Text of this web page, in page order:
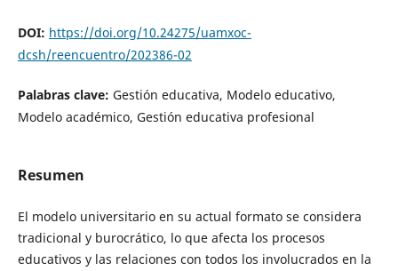
DOI: https://doi.org/10.24275/uamxoc-
dcsh/reencuentro/202386-02
Palabras clave: Gestión educativa, Modelo educativo,
Modelo académico, Gestión educativa profesional
Resumen
El modelo universitario en su actual formato se considera
tradicional y burocrático, lo que afecta los procesos
educativos y las relaciones con todos los involucrados en la